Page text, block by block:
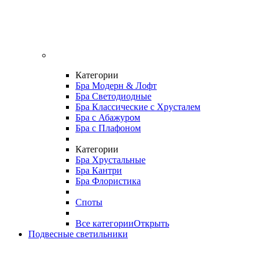
Категории
Бра Модерн & Лофт
Бра Светодиодные
Бра Классические с Хрусталем
Бра с Абажуром
Бра с Плафоном
Категории
Бра Хрустальные
Бра Кантри
Бра Флористика
Споты
Все категорииОткрыть
Подвесные светильники